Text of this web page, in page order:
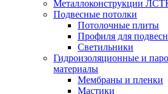
Металлоконструкции
Подвесные потолки
Потолочные плиты
Профиля для
Светильники
Гидроизоляционные и
материалы
Мембраны и пленки
Мастики